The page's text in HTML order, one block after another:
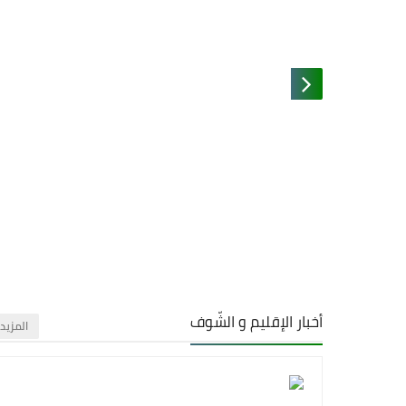
أخبار الإقليم و الشّوف